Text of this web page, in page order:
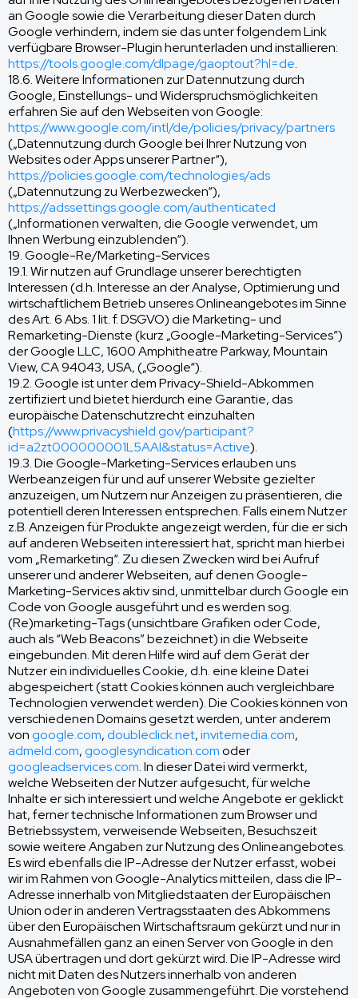
an Google sowie die Verarbeitung dieser Daten durch
Google verhindern, indem sie das unter folgendem Link
verfügbare Browser-Plugin herunterladen und installieren:
https://tools.google.com/dlpage/gaoptout?hl=de.
18.6. Weitere Informationen zur Datennutzung durch
Google, Einstellungs- und Widerspruchsmöglichkeiten
erfahren Sie auf den Webseiten von Google:
https://www.google.com/intl/de/policies/privacy/partners
(„Datennutzung durch Google bei Ihrer Nutzung von
Websites oder Apps unserer Partner“),
https://policies.google.com/technologies/ads
(„Datennutzung zu Werbezwecken“),
https://adssettings.google.com/authenticated
(„Informationen verwalten, die Google verwendet, um
Ihnen Werbung einzublenden“).
19. Google-Re/Marketing-Services
19.1. Wir nutzen auf Grundlage unserer berechtigten
Interessen (d.h. Interesse an der Analyse, Optimierung und
wirtschaftlichem Betrieb unseres Onlineangebotes im Sinne
des Art. 6 Abs. 1 lit. f. DSGVO) die Marketing- und
Remarketing-Dienste (kurz „Google-Marketing-Services”)
der Google LLC, 1600 Amphitheatre Parkway, Mountain
View, CA 94043, USA, („Google“).
19.2. Google ist unter dem Privacy-Shield-Abkommen
zertifiziert und bietet hierdurch eine Garantie, das
europäische Datenschutzrecht einzuhalten
(https://www.privacyshield.gov/participant?
id=a2zt000000001L5AAI&status=Active).
19.3. Die Google-Marketing-Services erlauben uns
Werbeanzeigen für und auf unserer Website gezielter
anzuzeigen, um Nutzern nur Anzeigen zu präsentieren, die
potentiell deren Interessen entsprechen. Falls einem Nutzer
z.B. Anzeigen für Produkte angezeigt werden, für die er sich
auf anderen Webseiten interessiert hat, spricht man hierbei
vom „Remarketing“. Zu diesen Zwecken wird bei Aufruf
unserer und anderer Webseiten, auf denen Google-
Marketing-Services aktiv sind, unmittelbar durch Google ein
Code von Google ausgeführt und es werden sog.
(Re)marketing-Tags (unsichtbare Grafiken oder Code,
auch als “Web Beacons” bezeichnet) in die Webseite
eingebunden. Mit deren Hilfe wird auf dem Gerät der
Nutzer ein individuelles Cookie, d.h. eine kleine Datei
abgespeichert (statt Cookies können auch vergleichbare
Technologien verwendet werden). Die Cookies können von
verschiedenen Domains gesetzt werden, unter anderem
vongoogle.com,doubleclick.net,invitemedia.com,
admeld.com,googlesyndication.comoder
googleadservices.com. In dieser Datei wird vermerkt,
welche Webseiten der Nutzer aufgesucht, für welche
Inhalte er sich interessiert und welche Angebote er geklickt
hat, ferner technische Informationen zum Browser und
Betriebssystem, verweisende Webseiten, Besuchszeit
sowie weitere Angaben zur Nutzung des Onlineangebotes.
Es wird ebenfalls die IP-Adresse der Nutzer erfasst, wobei
wir im Rahmen von Google-Analytics mitteilen, dass die IP-
Adresse innerhalb von Mitgliedstaaten der Europäischen
Union oder in anderen Vertragsstaaten des Abkommens
über den Europäischen Wirtschaftsraum gekürzt und nur in
Ausnahmefällen ganz an einen Server von Google in den
USA übertragen und dort gekürzt wird. Die IP-Adresse wird
nicht mit Daten des Nutzers innerhalb von anderen
Angeboten von Google zusammengeführt. Die vorstehend